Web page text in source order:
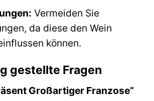
Vermeiden Sie
da diese den Wein
können.
gestellte Fragen
Großartiger Franzose“